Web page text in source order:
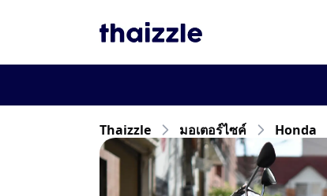
Thaizzle มอเตอร์ไซค์ Honda